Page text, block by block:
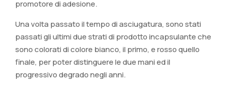
promotore di adesione.
Una volta passato il tempo di asciugatura, sono stati
passati gli ultimi due strati di prodotto incapsulante che
sono colorati di colore bianco, il primo, e rosso quello
finale, per poter distinguere le due mani ed il
progressivo degrado negli anni.